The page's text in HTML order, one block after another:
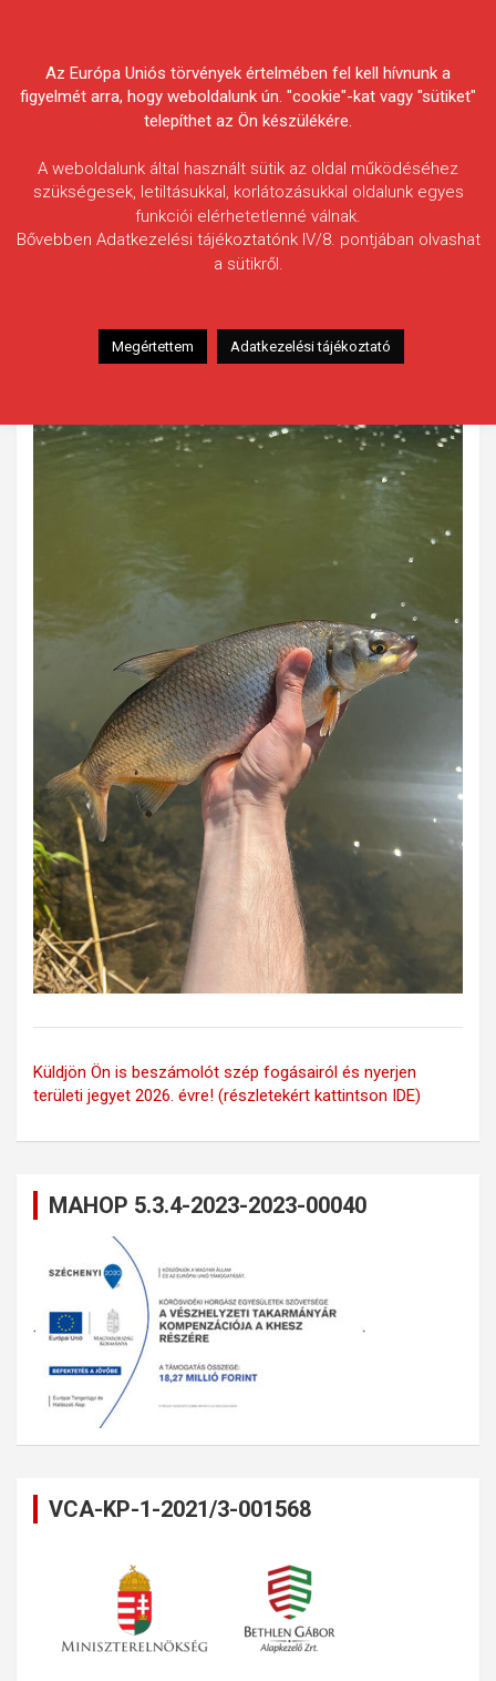
Egyesületek Szövetsége
Kovács Dávid
Halfaj: Szilvaorrú keszeg
Fogott hal adatai: 0,73 kg / 36 cm
Küldjön Ön is beszámolót szép fogásairól és nyerjen
területi jegyet 2026. évre! (részletekért kattintson IDE)
MAHOP 5.3.4-2023-2023-00040
VCA-KP-1-2021/3-001568
Az Európa Uniós törvények értelmében fel kell hívnunk a
figyelmét arra, hogy weboldalunk ún. "cookie"-kat vagy "sütiket"
telepíthet az Ön készülékére.
A weboldalunk által használt sütik az oldal működéséhez
szükségesek, letiltásukkal, korlátozásukkal oldalunk egyes
funkciói elérhetetlenné válnak.
Bővebben Adatkezelési tájékoztatónk IV/8. pontjában olvashat
a sütikről.
Megértettem Adatkezelési tájékoztató